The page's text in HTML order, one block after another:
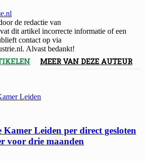
de redactie van
dit artikel incorrecte informatie of een
contact op via
Alvast bedankt!
MEER VAN DEZE AUTEUR
Kamer Leiden per direct gesloten
voor drie maanden